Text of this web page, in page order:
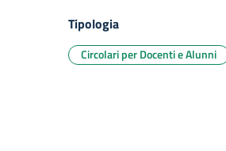
Tipologia
Circolari per Docenti e Alunni